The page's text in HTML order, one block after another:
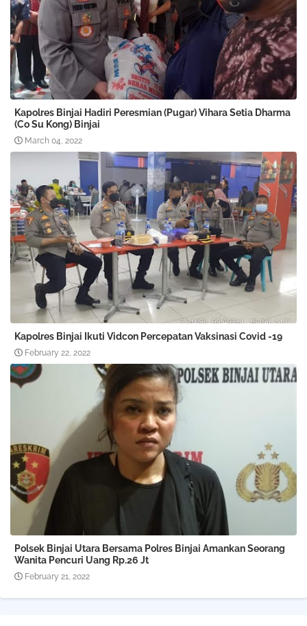
Kapolres Binjai Hadiri Peresmian (Pugar) Vihara Setia Dharma
(Co Su Kong) Binjai
March 04, 2022
Kapolres Binjai Ikuti Vidcon Percepatan Vaksinasi Covid -19
February 22, 2022
Polsek Binjai Utara Bersama Polres Binjai Amankan Seorang
Wanita Pencuri Uang Rp.26 Jt
February 21, 2022